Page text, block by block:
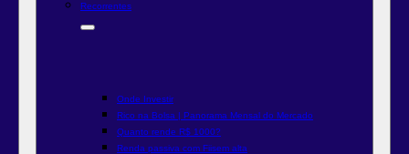
Recorrentes
Onde Investir
Rico na Bolsa | Panorama Mensal do Mercado
Quanto rende R$ 1000?
Renda passiva com Fiisem alta